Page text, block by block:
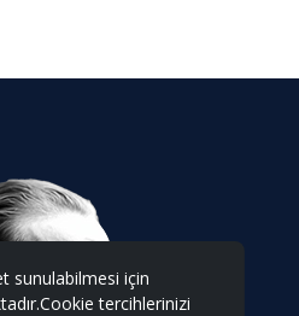
sunulabilmesi için
tercihlerinizi